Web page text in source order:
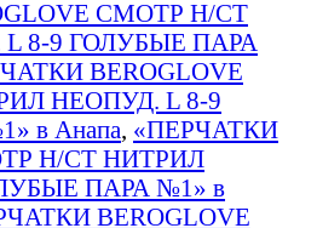
СМОТР Н/СТ
8-9 ГОЛУБЫЕ ПАРА
BEROGLOVE
НЕОПУД. L 8-9
в Анапа, «ПЕРЧАТКИ
Н/СТ НИТРИЛ
ПАРА №1» в
BEROGLOVE